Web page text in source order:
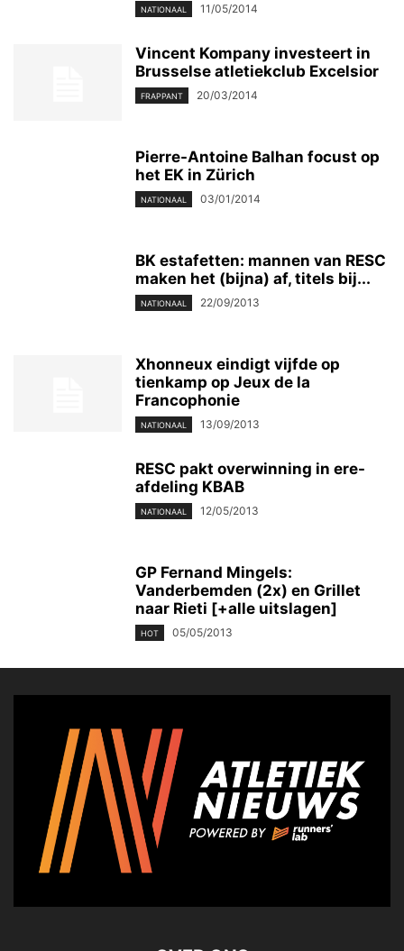
NATIONAAL 11/05/2014
Vincent Kompany investeert in
Brusselse atletiekclub Excelsior
FRAPPANT 20/03/2014
Pierre-Antoine Balhan focust op
het EK in Zürich
NATIONAAL 03/01/2014
BK estafetten: mannen van RESC
maken het (bijna) af, titels bij...
NATIONAAL 22/09/2013
Xhonneux eindigt vijfde op
tienkamp op Jeux de la
Francophonie
NATIONAAL 13/09/2013
RESC pakt overwinning in ere-
afdeling KBAB
NATIONAAL 12/05/2013
GP Fernand Mingels:
Vanderbemden (2x) en Grillet
naar Rieti [+alle uitslagen]
HOT 05/05/2013